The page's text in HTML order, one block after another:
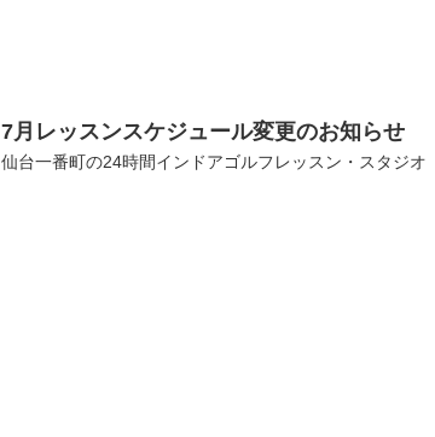
7月レッスンスケジュール変更のお知らせ
仙台一番町の24時間インドアゴルフレッスン・スタジ